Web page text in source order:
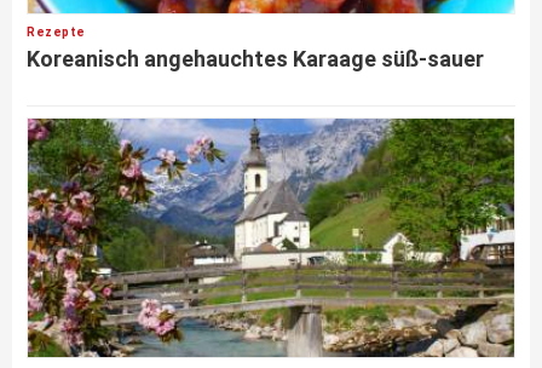
Rezepte
Koreanisch angehauchtes Karaage süß-sauer